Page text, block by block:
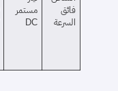
فائق
السرعة
مستمر
DC